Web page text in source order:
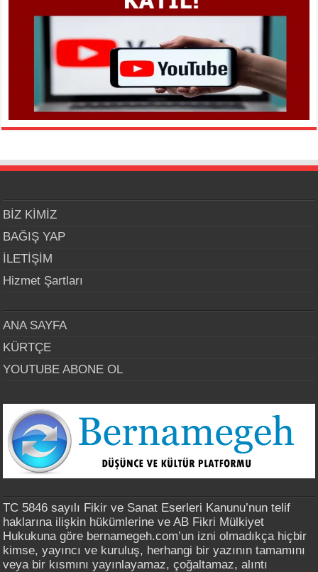
BİZ KİMİZ
BAĞIŞ YAP
İLETİŞİM
Hizmet Şartları
ANA SAYFA
KÜRTÇE
YOUTUBE ABONE OL
TC 5846 sayılı Fikir ve Sanat Eserleri Kanunu’nun telif
haklarına ilişkin hükümlerine ve AB Fikri Mülkiyet
Hukukuna göre bernamegeh.com’un izni olmadıkça hiçbir
kimse, yayıncı ve kuruluş, herhangi bir yazının tamamını
veya bir kısmını yayınlayamaz, çoğaltamaz, alıntı